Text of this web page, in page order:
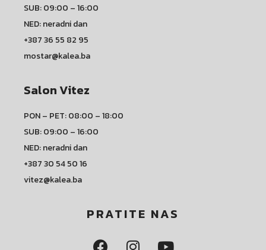
SUB: 09:00 – 16:00
NED: neradni dan
+387 36 55 82 95
mostar@kalea.ba
Salon Vitez
PON – PET: 08:00 – 18:00
SUB: 09:00 – 16:00
NED: neradni dan
+387 30 54 50 16
vitez@kalea.ba
PRATITE NAS